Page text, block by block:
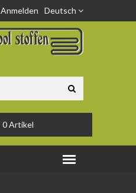
Deutsch
Anmelden
0Artikel